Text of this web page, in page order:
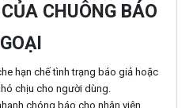
CHUÔNG BÁO
hạn chế tình trạng báo giả hoặc
chịu cho người dùng.
chóng báo cho nhân viên